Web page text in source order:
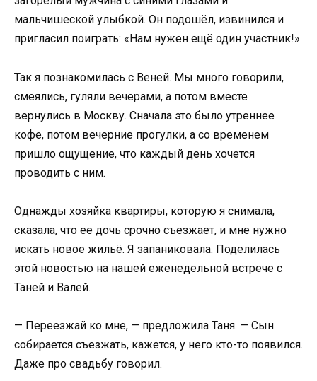
мальчишеской улыбкой. Он подошёл, извинился и
пригласил поиграть: «Нам нужен ещё один участник!»
Так я познакомилась с Веней. Мы много говорили,
смеялись, гуляли вечерами, а потом вместе
вернулись в Москву. Сначала это было утреннее
кофе, потом вечерние прогулки, а со временем
пришло ощущение, что каждый день хочется
проводить с ним.
Однажды хозяйка квартиры, которую я снимала,
сказала, что ее дочь срочно съезжает, и мне нужно
искать новое жильё. Я запаниковала. Поделилась
этой новостью на нашей еженедельной встрече с
Таней и Валей.
— Переезжай ко мне, — предложила Таня. — Сын
собирается съезжать, кажется, у него кто-то появился.
Даже про свадьбу говорил.